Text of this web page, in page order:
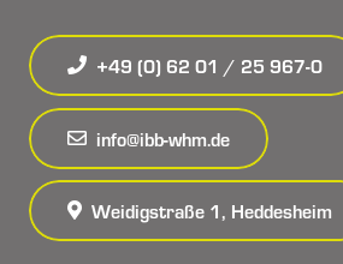
+49 (0) 62 01 / 25 967-0
info@ibb-whm.de
Weidigstraße 1, Heddesheim